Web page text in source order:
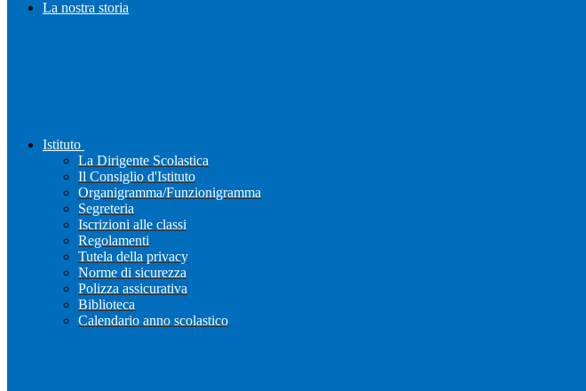
La nostra storia
Istituto
La Dirigente Scolastica
Il Consiglio d'Istituto
Organigramma/Funzionigramma
Segreteria
Iscrizioni alle classi
Regolamenti
Tutela della privacy
Norme di sicurezza
Polizza assicurativa
Biblioteca
Calendario anno scolastico